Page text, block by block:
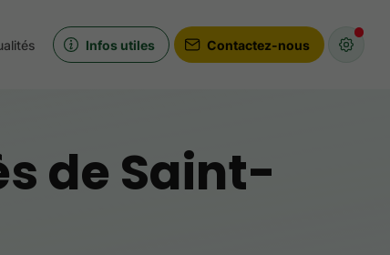
Infos utiles Contactez-nous
de Saint-